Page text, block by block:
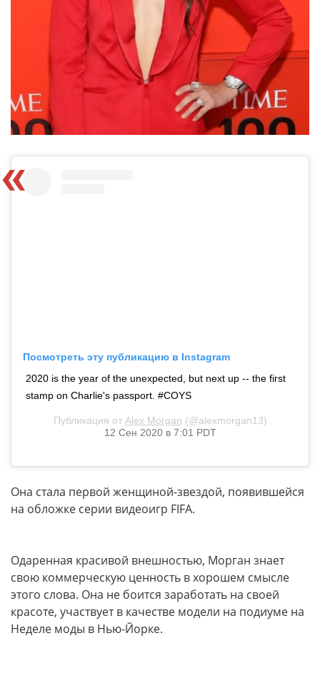
Посмотреть эту публикацию в Instagram
2020 is the year of the unexpected, but next up -- the first
stamp on Charlie's passport. #COYS
Публикация от Alex Morgan (@alexmorgan13)
12 Сен 2020 в 7:01 PDT
Она стала первой женщиной-звездой, появившейся
на обложке серии видеоигр FIFA.
Одаренная красивой внешностью, Морган знает
свою коммерческую ценность в хорошем смысле
этого слова. Она не боится заработать на своей
красоте, участвует в качестве модели на подиуме на
Неделе моды в Нью-Йорке.